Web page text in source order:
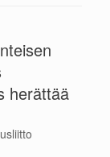
herättää